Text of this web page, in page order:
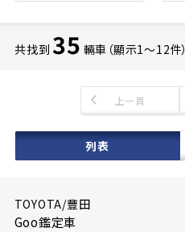
共找到 35 輛車（顯示1〜12件）
上一頁
列表
TOYOTA/豐田
Goo鑑定車